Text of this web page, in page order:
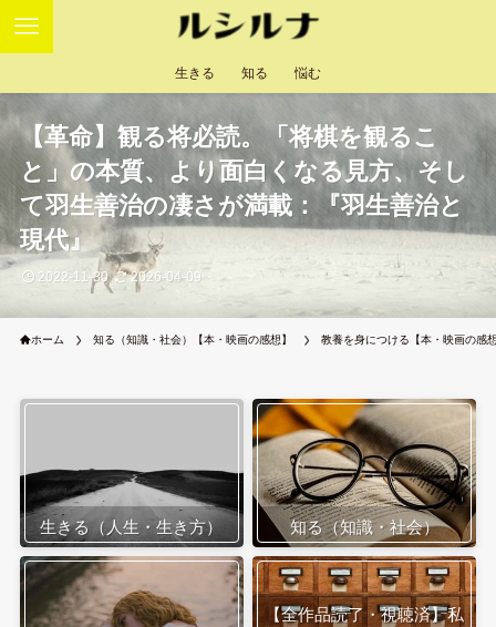
生きる 知る 悩む
【革命】観る将必読。「将棋を観るこ
と」の本質、より面白くなる見方、そし
て羽生善治の凄さが満載：『羽生善治と
現代』
2022-11-30 2026-04-09
ホーム 知る（知識・社会）【本・映画の感想】 教養を身につける【本・映画の感
生きる（人生・生き方） 知る（知識・社会）
【全作品読了・視聴済】私